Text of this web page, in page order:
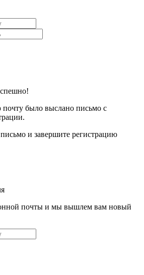
было выслано письмо с
и завершите регистрацию
почты и мы вышлем вам новый